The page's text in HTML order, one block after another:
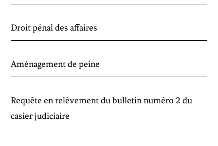
Droit pénal des affaires
Aménagement de peine
Requête en relèvement du bulletin numéro 2 du
casier judiciaire